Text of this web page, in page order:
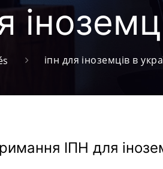
іпн для іноземців в
ІПН для